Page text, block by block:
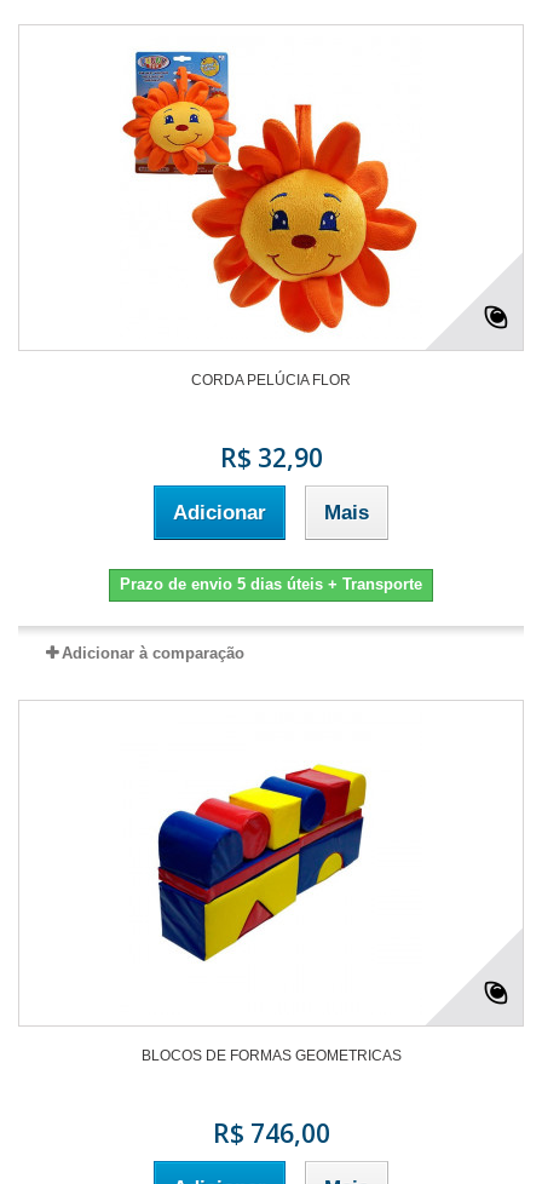
CORDA PELÚCIA FLOR
R$ 32,90
Adicionar Mais
Prazo de envio 5 dias úteis + Transporte
Adicionar à comparação
BLOCOS DE FORMAS GEOMETRICAS
R$ 746,00